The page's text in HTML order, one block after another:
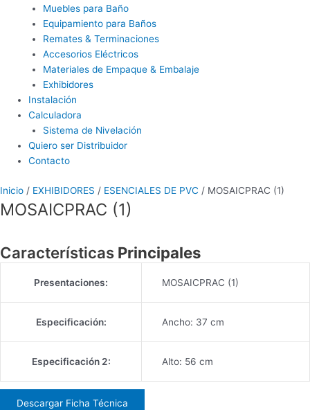
Muebles para Baño
Equipamiento para Baños
Remates & Terminaciones
Accesorios Eléctricos
Materiales de Empaque & Embalaje
Exhibidores
Instalación
Calculadora
Sistema de Nivelación
Quiero ser Distribuidor
Contacto
Inicio / EXHIBIDORES / ESENCIALES DE PVC / MOSAICPRAC (1)
MOSAICPRAC (1)
Características Principales
Presentaciones: MOSAICPRAC (1)
Especificación: Ancho: 37 cm
Especificación 2: Alto: 56 cm
Descargar Ficha Técnica